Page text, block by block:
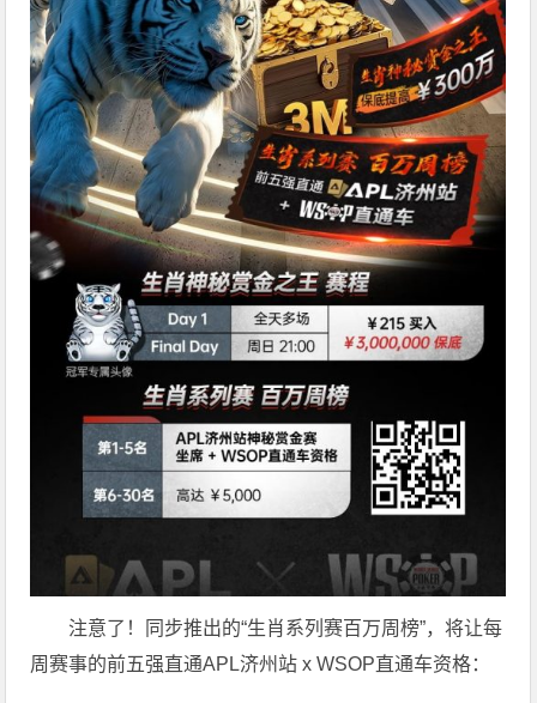
注意了！同步推出的“生肖系列赛百万周榜”，将让每
周赛事的前五强直通APL济州站 x WSOP直通车资格：